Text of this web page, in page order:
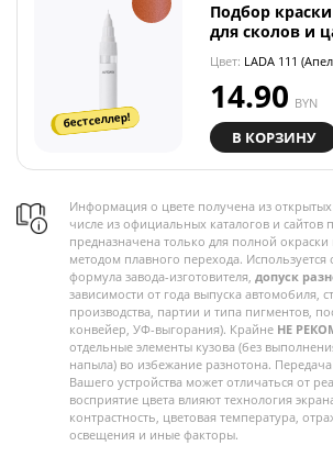
бестселлер!
Подбор
для сколов и
Цвет: LADA 111
14.90 BYN
В КОРЗИНУ
Информация о цвете получена из
числе из официальных каталогов и сайтов
предназначена только для полной
методом плавного перехода. Используется
формула завода-изготовителя, допуск
зависимости от года выпуска автомобиля,
производства, партии и типа пигментов,
конвейер, УФ-выгорания). Крайне НЕ
отдельные элементы кузова (без
напыла) во избежание разнотона.
Вашего устройства может отличаться от
восприятие цвета влияют технология
контрастность, цветовая температура,
освещения и иные факторы.